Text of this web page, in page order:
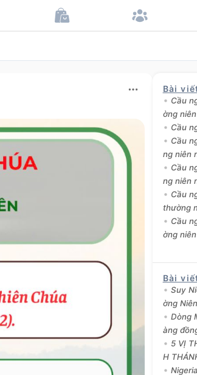
Bài
Cầu
ờng
Cầu
Cầu
ng niên
Cầu
ng niên
Cầu
thường
Cầu
ờng
Bài
Suy
ờng
Dòng
àng
5 VỊ
H